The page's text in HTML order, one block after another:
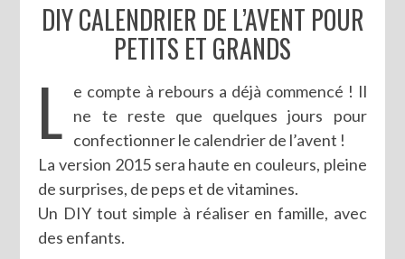
DIY CALENDRIER DE L’AVENT POUR
PETITS ET GRANDS
L e compte à rebours a déjà commencé ! Il
ne te reste que quelques jours pour
confectionner le calendrier de l’avent !
La version 2015 sera haute en couleurs, pleine
de surprises, de peps et de vitamines.
Un DIY tout simple à réaliser en famille, avec
des enfants.